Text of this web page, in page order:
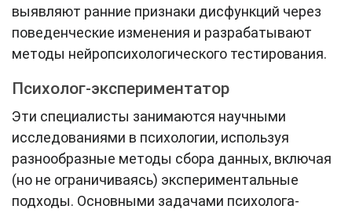
выявляют ранние признаки дисфункций через
поведенческие изменения и разрабатывают
методы нейропсихологического тестирования.
Психолог-экспериментатор
Эти специалисты занимаются научными
исследованиями в психологии, используя
разнообразные методы сбора данных, включая
(но не ограничиваясь) экспериментальные
подходы. Основными задачами психолога-